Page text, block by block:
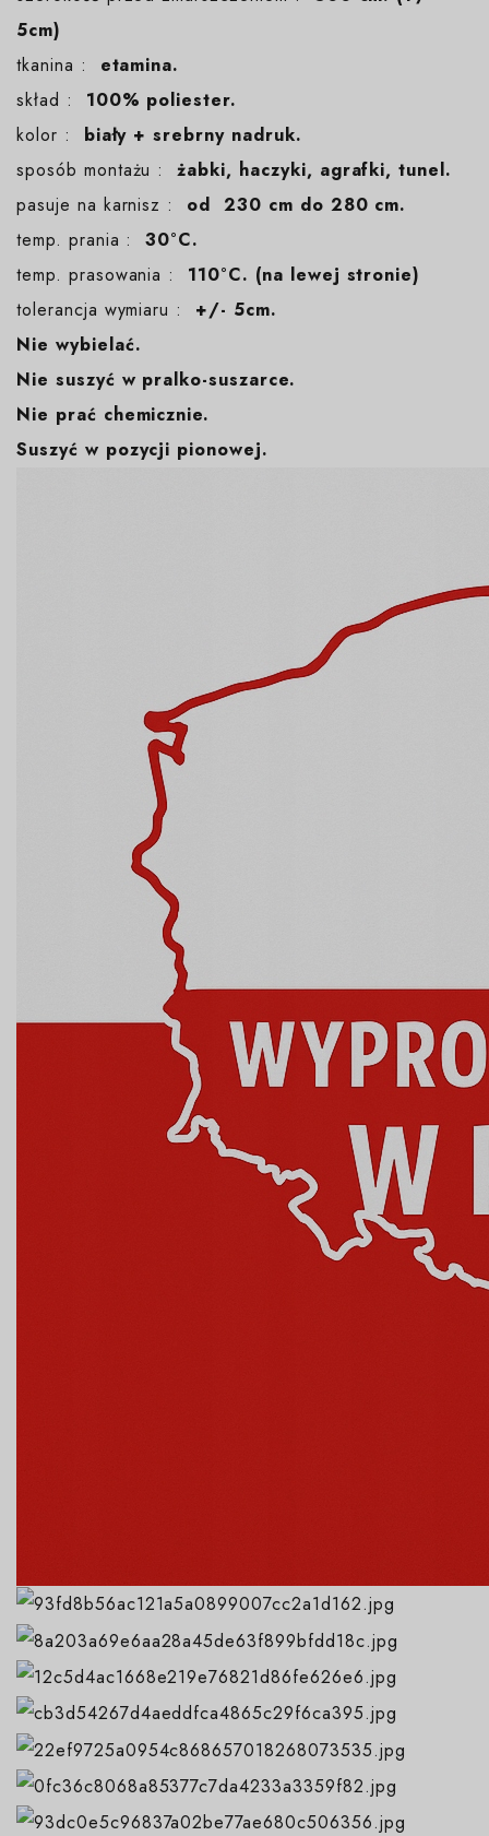
5cm)
tkanina : etamina.
skład : 100% poliester.
kolor : biały + srebrny nadruk.
sposób montażu :żabki, haczyki, agrafki, tunel.
pasuje na karnisz : od 230 cm do 280 cm.
temp. prania :30°C.
temp. prasowania : 110°C. (na lewej stronie)
tolerancja wymiaru :
+/- 5cm.
Nie wybielać.
Nie suszyć w pralko-suszarce.
Nie prać chemicznie.
Suszyć w pozycji pionowej.